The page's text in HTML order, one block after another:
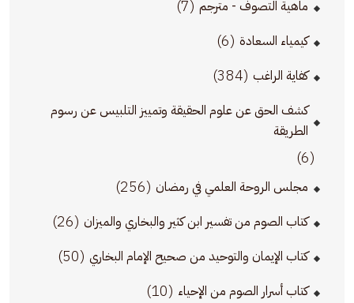
ماهية التصوف - مترجم (7)
كيمياء السعادة (6)
كفاية الراغب (384)
كشف الحق عن علوم الحقيقة وتمييز التلبيس عن رسوم
الطريقة
(6)
مجلس الروحة العلمي في رمضان (256)
كتاب الصوم من تفسير ابن كثير والبخاري والميزان (26)
كتاب الإيمان والتوحيد من صحيح الإمام البخاري (50)
كتاب أسرار الصوم من الإحياء (10)